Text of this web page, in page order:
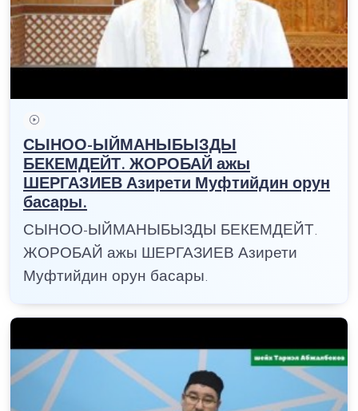
СЫНОО-ЫЙМАНЫБЫЗДЫ
БЕКЕМДЕЙТ. ЖОРОБАЙ ажы
ШЕРГАЗИЕВ Азирети Муфтийдин орун
басары.
СЫНОО-ЫЙМАНЫБЫЗДЫ БЕКЕМДЕЙТ.
ЖОРОБАЙ ажы ШЕРГАЗИЕВ Азирети
Муфтийдин орун басары.